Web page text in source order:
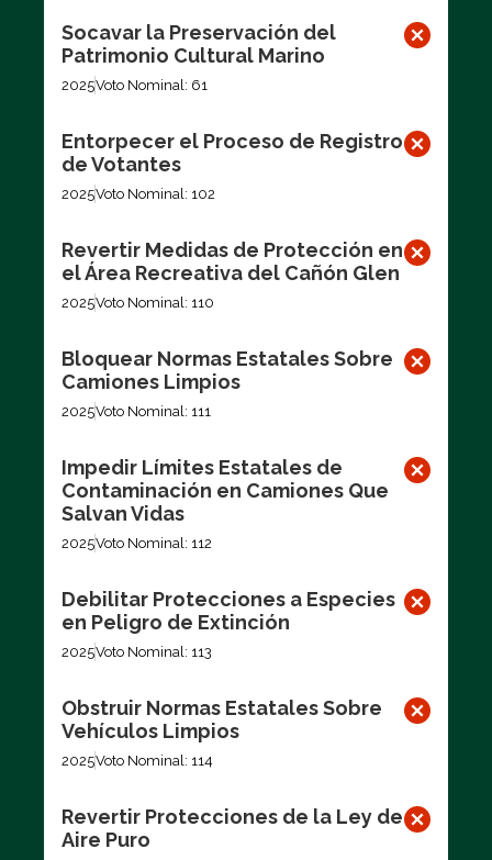
Socavar la Preservación del
Patrimonio Cultural Marino
2025Voto Nominal: 61
Entorpecer el Proceso de Registro
de Votantes
2025Voto Nominal: 102
Revertir Medidas de Protección en
el Área Recreativa del Cañón Glen
2025Voto Nominal: 110
Bloquear Normas Estatales Sobre
Camiones Limpios
2025Voto Nominal: 111
Impedir Límites Estatales de
Contaminación en Camiones Que
Salvan Vidas
2025Voto Nominal: 112
Debilitar Protecciones a Especies
en Peligro de Extinción
2025Voto Nominal: 113
Obstruir Normas Estatales Sobre
Vehículos Limpios
2025Voto Nominal: 114
Revertir Protecciones de la Ley de
Aire Puro